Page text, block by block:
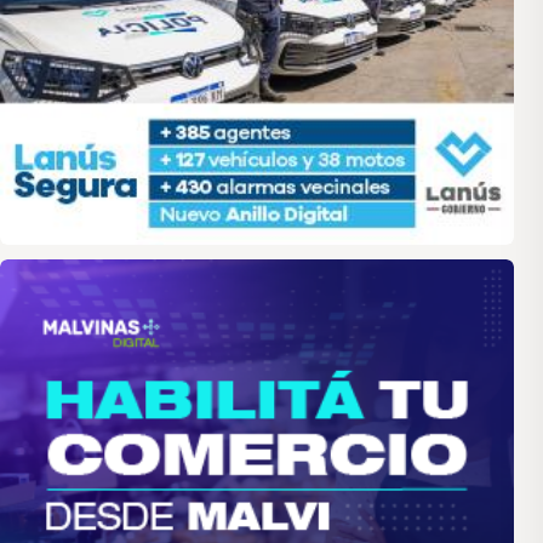
malvinas